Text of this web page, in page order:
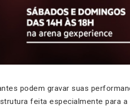
podem gravar suas
feita especialmente para